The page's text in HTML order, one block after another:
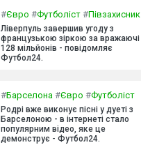
#Євро #Футболіст #Півзахисник
Ліверпуль завершив угоду з
французькою зіркою за вражаючі
128 мільйонів - повідомляє
Футбол24.
#Барселона #Євро #Футболіст
Родрі вже виконує пісні у дуеті з
Барселоною - в інтернеті стало
популярним відео, яке це
демонструє - Футбол24.